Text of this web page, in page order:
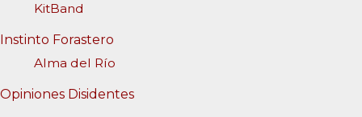
KitBand
Instinto Forastero
Alma del Río
Opiniones Disidentes